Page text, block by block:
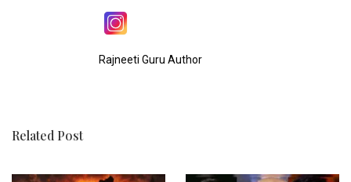
Rajneeti Guru Author
Related Post